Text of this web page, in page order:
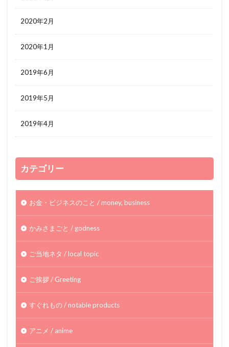
2020年2月
2020年1月
2019年6月
2019年5月
2019年4月
カテゴリー
お金・ビジネスのこと / money, business
かみさまごと / godness
ご当地ネタ / local topic
ご挨拶 / Greeting
すぐれもの / notable products
アニメ / anime